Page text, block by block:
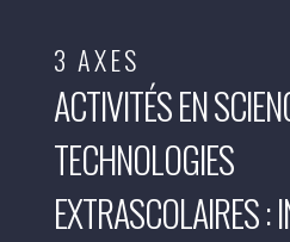
3 AXES
ACTIVITÉS EN
TECHNOLOGIES
EXTRASCOLAIRES :